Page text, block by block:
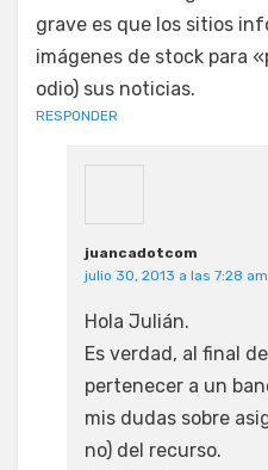
grave es que los sitios
imágenes de stock para
odio) sus noticias.
RESPONDER
juancadotcom
julio 30, 2013 a las 7:28 am
Hola Julián.
Es verdad, al final
pertenecer a un
mis dudas sobre
no) del recurso.